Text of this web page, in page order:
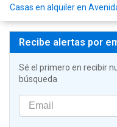
Casas en alquiler en
Recibe alertas por
Sé el primero en recibir
búsqueda